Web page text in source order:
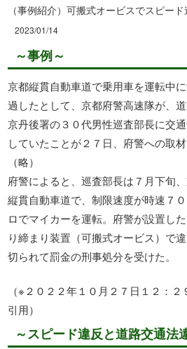
（事例紹介）可搬式オービスでスピー
2023/01/14
～事例～
京都縦貫自動車道で乗用車を運転中
過したとして、京都府警高速隊が、
京丹後署の３０代男性巡査部長に交
していたことが２７日、府警への取材
（略）
府警によると、巡査部長は７月下旬
縦貫自動車道で、制限速度が時速７
ロでマイカーを運転。府警が設置し
り締まり装置（可搬式オービス）で
切られて罰金の刑事処分を受けた。
（※２０２２年１０月２７日１２：２
引用）
～スピード違反と道路交通法